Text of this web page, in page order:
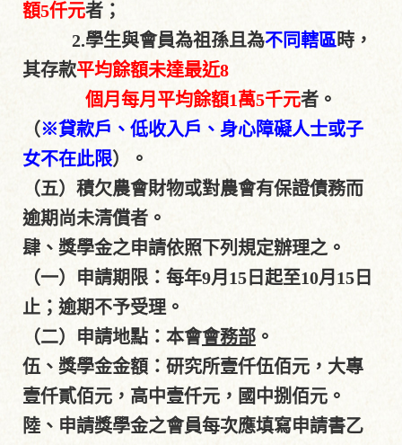
額5仟元者；
2.學生與會員為祖孫且為不同轄區時，
其存款平均餘額未達最近8
個月每月平均餘額1萬5千元者。
（※貸款戶、低收入戶、身心障礙人士或子
女不在此限）。
（五）積欠農會財物或對農會有保證債務而
逾期尚未清償者。
肆、獎學金之申請依照下列規定辦理之。
（一）申請期限：每年9月15日起至10月15日
止；逾期不予受理。
（二）申請地點：本會會務部 。
伍、獎學金金額：研究所壹仟伍佰元，大專
壹仟貳佰元，高中壹仟元，國中捌佰元。
陸、申請獎學金之會員每次應填寫申請書乙